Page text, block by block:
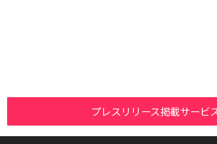
プレスリリース掲載サービ